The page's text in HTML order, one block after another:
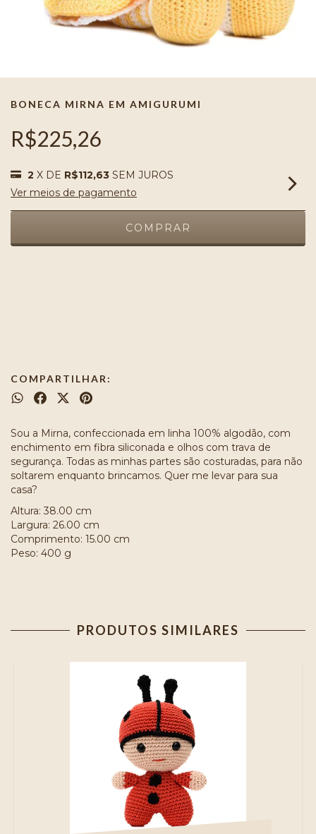
BONECA MIRNA EM AMIGURUMI
R$225,26
2 X DE R$112,63 SEM JUROS
Ver meios de pagamento
COMPARTILHAR:
Sou a Mirna, confeccionada em linha 100% algodão, com
enchimento em fibra siliconada e olhos com trava de
segurança. Todas as minhas partes são costuradas, para não
soltarem enquanto brincamos. Quer me levar para sua
casa?
Altura: 38.00 cm
Largura: 26.00 cm
Comprimento: 15.00 cm
Peso: 400 g
PRODUTOS SIMILARES